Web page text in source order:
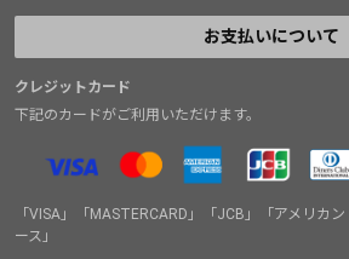
お支払いについて
クレジットカード
下記のカードがご利用いただけます。
「VISA」「MASTERCARD」「JCB」「アメリカ
ース」